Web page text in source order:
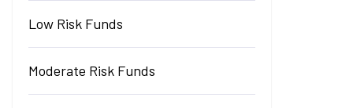
Low Risk Funds
Moderate Risk Funds